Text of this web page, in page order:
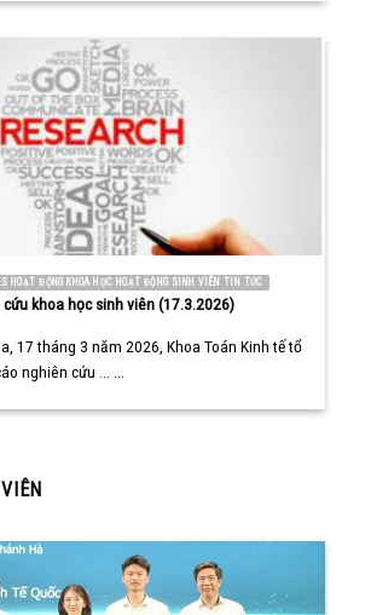
HOẠT ĐỘNG KHOA HỌC HOẠT ĐỘNG SINH VIÊN TIN TỨC
khoa học sinh viên (17.3.2026)
17 tháng 3 năm 2026, Khoa Toán Kinh tế tổ
nghiên cứu ... ...